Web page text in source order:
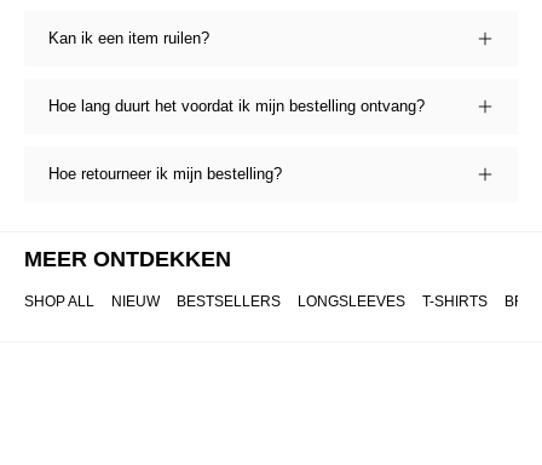
Kan ik een item ruilen?
Hoe lang duurt het voordat ik mijn bestelling ontvang?
Hoe retourneer ik mijn bestelling?
MEER ONTDEKKEN
SHOP ALL NIEUW BESTSELLERS LONGSLEEVES T-SHIRTS